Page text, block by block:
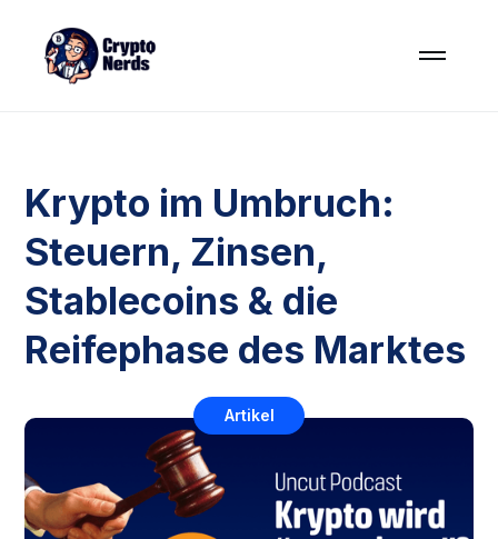
Krypto im Umbruch:
Steuern, Zinsen,
Stablecoins & die
Reifephase des Marktes
Artikel